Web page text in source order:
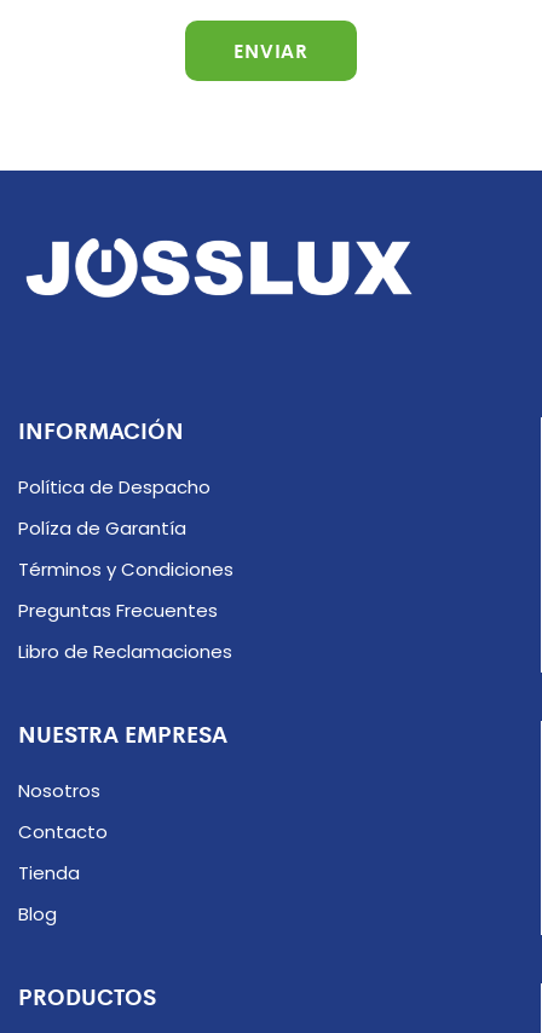
INFORMACIÓN
Política de Despacho
Políza de Garantía
Términos y Condiciones
Preguntas Frecuentes
Libro de Reclamaciones
NUESTRA EMPRESA
Nosotros
Contacto
Tienda
Blog
PRODUCTOS